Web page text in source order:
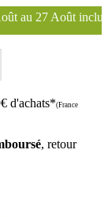
!
d'achats*(France
, retour